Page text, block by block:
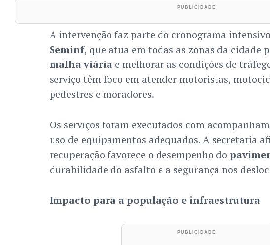
A intervenção faz parte do cronograma
Seminf, que atua em todas as zonas da cidade
malha viáriae melhorar as condições de
serviço têm foco em atender motoristas,
pedestres e moradores.
Os serviços foram executados com
uso de equipamentos adequados. A secretaria
recuperação favorece o desempenho do
durabilidade do asfalto e a segurança nos
Impacto para a população e infraestrutura